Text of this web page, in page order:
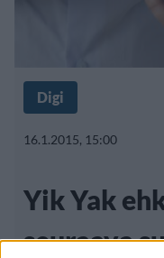
Digi
16.1.2015, 15:00
Yik Yak
seuraava